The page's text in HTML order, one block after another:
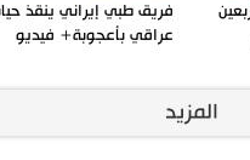
فريق طبي إيراني ينقذ
عراقي بأعجوبة+ فيديو
المزيد